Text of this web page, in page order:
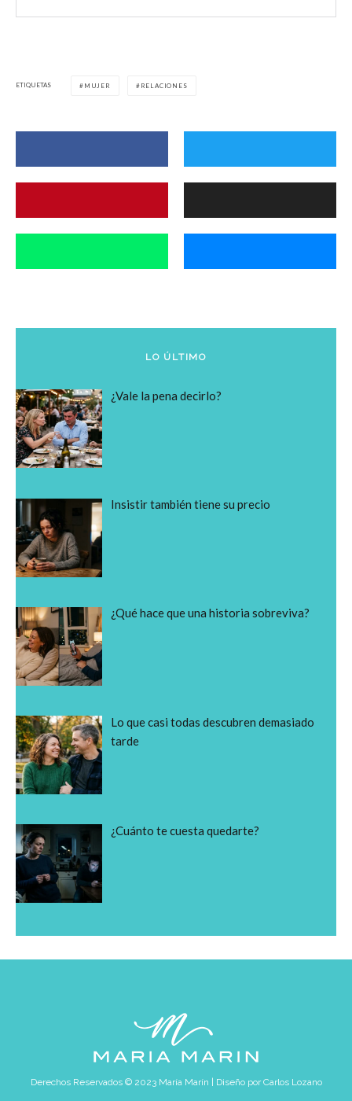
ETIQUETAS MUJER RELACIONES
LO ÚLTIMO
¿Vale la pena decirlo?
Insistir también tiene su precio
¿Qué hace que una historia sobreviva?
Lo que casi todas descubren demasiado
tarde
¿Cuánto te cuesta quedarte?
Derechos Reservados © 2023 María Marín | Diseño porCarlos Lozano